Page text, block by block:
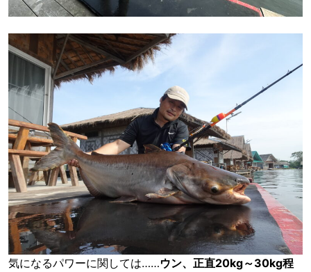
気になるパワーに関しては……ウン、正直20kg～30kg程